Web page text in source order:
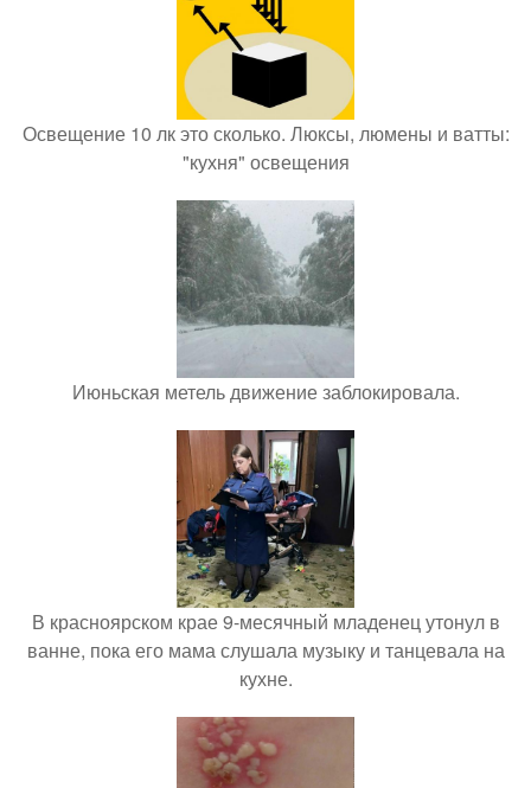
Освещение 10 лк это сколько. Люксы, люмены и ватты:
"кухня" освещения
Июньская метель движение заблокировала.
В красноярском крае 9-месячный младенец утонул в
ванне, пока его мама слушала музыку и танцевала на
кухне.